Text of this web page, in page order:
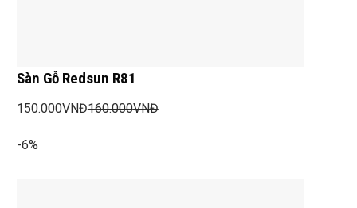
Sàn Gỗ Redsun R81
150.000VNĐ160.000VNĐ
-6%